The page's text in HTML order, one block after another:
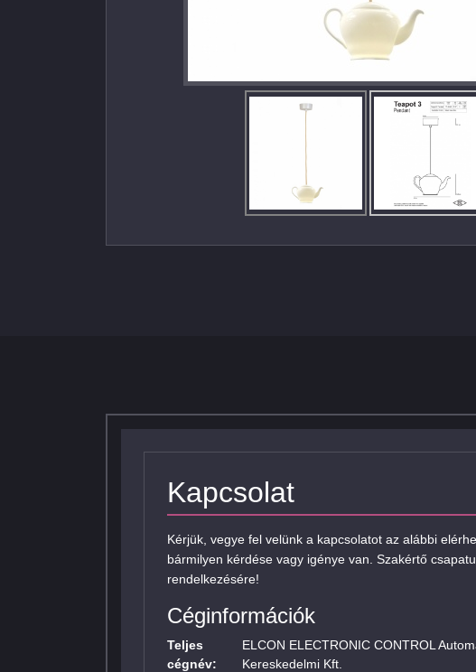
Kapcsolat
Kérjük, vegye fel velünk a kapcsolatot az alábbi
bármilyen kérdése vagy igénye van. Szakértő
rendelkezésére!
Céginformációk
Teljes
cégnév:
ELCON ELECTRONIC CONTROL
Kereskedelmi Kft.